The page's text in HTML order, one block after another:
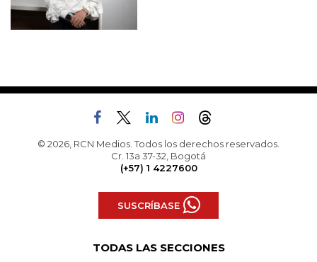
© 2026, RCN Medios. Todos los derechos reservados.
Cr. 13a 37-32, Bogotá
(+57) 1 4227600
SUSCRÍBASE
TODAS LAS SECCIONES